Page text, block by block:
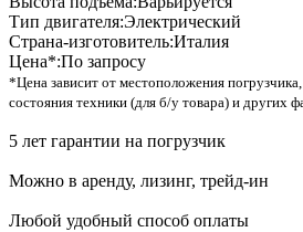
Тип двигателя:Электрический
Страна-изготовитель:Италия
Цена*:По запросу
*Цена зависит от местоположения
состояния техники (для б/у товара) и других
5 лет гарантии на погрузчик
Можно в аренду, лизинг, трейд-ин
Любой удобный способ оплаты